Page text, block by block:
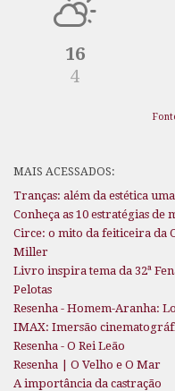
16
4
MAIS ACESSADOS:
Tranças: além da estética
Conheça as 10 estratégias
Circe: o mito da feiticeira da
Miller
Livro inspira tema da 32ª
Pelotas
Resenha - Homem-Aranha:
IMAX: Imersão
Resenha - O Rei Leão
Resenha | O Velho e O Mar
A importância da castração